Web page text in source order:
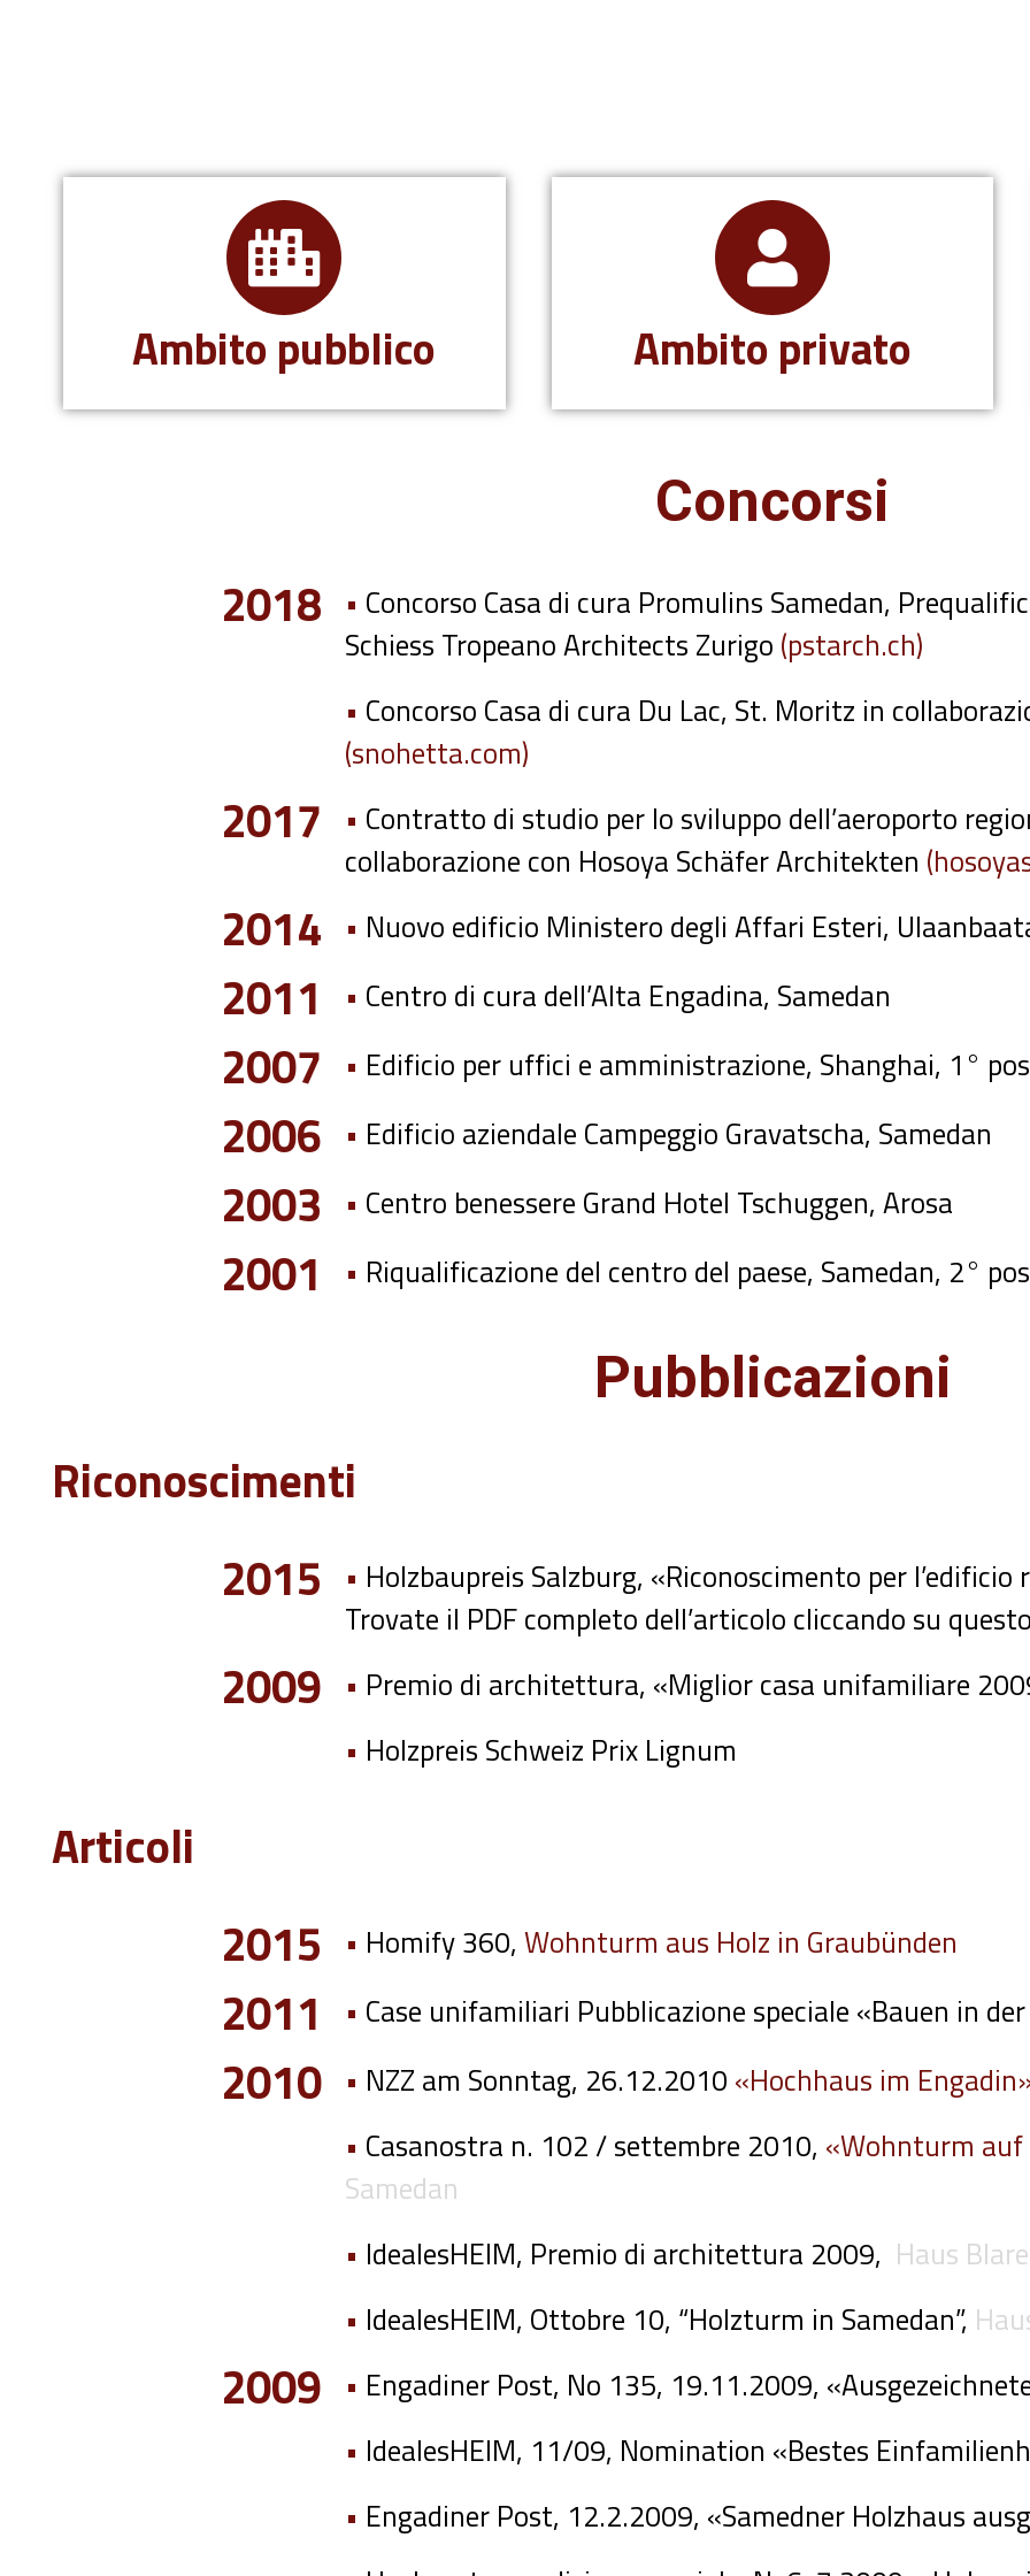
Ambito pubblico Ambito privato
Concorsi
2018 • Concorso Casa di cura Promulins Samedan,
Schiess Tropeano Architects Zurigo (pstarch.ch)
• Concorso Casa di cura Du Lac, St. Moritz in
(snohetta.com)
2017 • Contratto di studio per lo sviluppo dell’aeroporto
collaborazione con Hosoya Schäfer Architekten
2014 • Nuovo edificio Ministero degli Affari Esteri,
2011 • Centro di cura dell’Alta Engadina, Samedan
2007 • Edificio per uffici e amministrazione, Shanghai, 1°
2006 • Edificio aziendale Campeggio Gravatscha, Samedan
2003 • Centro benessere Grand Hotel Tschuggen, Arosa
2001 • Riqualificazione del centro del paese, Samedan, 2°
Pubblicazioni
Riconoscimenti
2015
• Holzbaupreis Salzburg, «Riconoscimento per l’edificio
Trovate il PDF completo dell’articolo cliccando su questo
2009 • Premio di architettura, «Miglior casa unifamiliare
• Holzpreis Schweiz Prix Lignum
Articoli
2015
• Homify 360, Wohnturm aus Holz in Graubünden
2011 • Case unifamiliari Pubblicazione speciale «Bauen in
2010 • NZZ am Sonntag, 26.12.2010 «Hochhaus im
• Casanostra n. 102 / settembre 2010, «Wohnturm auf
Samedan
• IdealesHEIM, Premio di architettura 2009, Haus
• IdealesHEIM, Ottobre 10, “Holzturm in Samedan”,
2009 • Engadiner Post, No 135, 19.11.2009,
• IdealesHEIM, 11/09, Nomination «Bestes
• Engadiner Post, 12.2.2009, «Samedner Holzhaus